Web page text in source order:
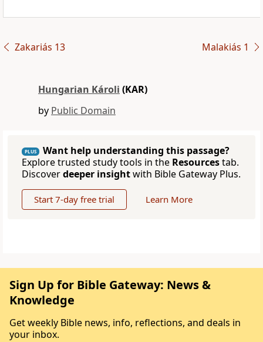
Zakariás 13 Malakiás 1
Hungarian Károli (KAR)
by Public Domain
PLUS
Want help understanding this passage?
Explore trusted study tools in the Resourcestab.
Discoverdeeper insightwith Bible Gateway Plus.
Start 7-day free trial Learn More
Sign Up for Bible Gateway: News &
Knowledge
Get weekly Bible news, info, reflections, and deals in
your inbox.